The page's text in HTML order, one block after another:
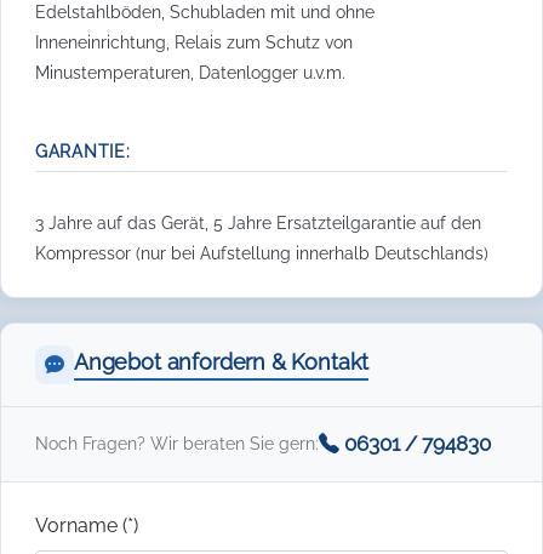
Edelstahlböden, Schubladen mit und ohne
Inneneinrichtung, Relais zum Schutz von
Minustemperaturen, Datenlogger u.v.m.
GARANTIE:
3 Jahre auf das Gerät, 5 Jahre Ersatzteilgarantie auf den
Kompressor (nur bei Aufstellung innerhalb Deutschlands)
Angebot anfordern & Kontakt
Noch Fragen? Wir beraten Sie gern: 06301 / 794830
Vorname (*)